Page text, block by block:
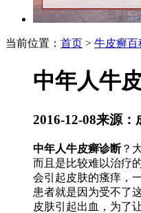
当前位置： 首页 > 牛皮癣百
中年人牛
2016-12-08来源：
中年人牛皮癣诊断？
而且是比较难以治疗
会引起皮肤的瘙痒，
患者就是因为受不了
皮肤引起出血，为了